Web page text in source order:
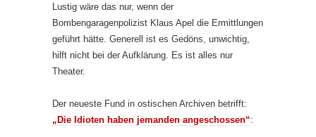
Lustig wäre das nur, wenn der
Bombengaragenpolizist Klaus Apel die Ermittlungen
geführt hätte. Generell ist es Gedöns, unwichtig,
hilft nicht bei der Aufklärung. Es ist alles nur
Theater.
Der neueste Fund in ostischen Archiven betrifft:
„Die Idioten haben jemanden angeschossen“: